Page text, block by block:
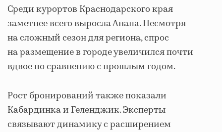
Среди курортов Краснодарского края
заметнее всего выросла Анапа. Несмотря
на сложный сезон для региона, спрос
на размещение в городе увеличился почти
вдвое по сравнению с прошлым годом.
Рост бронирований также показали
Кабардинка и Геленджик. Эксперты
связывают динамику с расширением